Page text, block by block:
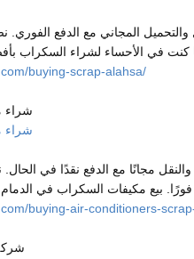
المجاني مع الدفع الفوري.
buying-scrap-alahsa/
شراء
شراء
مجانًا مع الدفع نقدًا في
buying-air-conditioners-